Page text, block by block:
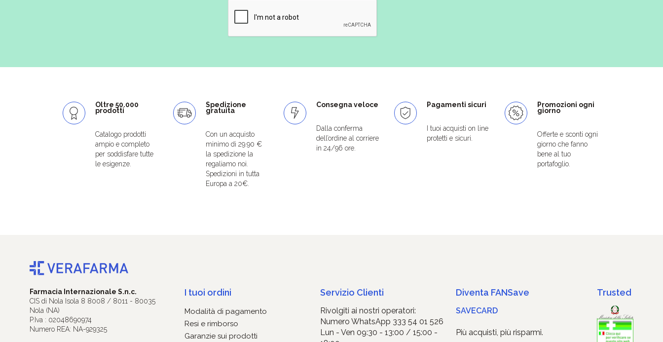
Oltre 50.000
prodotti
Catalogo prodotti
ampio e completo
per soddisfare tutte
le esigenze.
Spedizione
gratuita
Con un acquisto
minimo di 29.90 €
la spedizione la
regaliamo noi.
Spedizioni in tutta
Europa a 20€.
Consegna veloce
Dalla conferma
dell’ordine al corriere
in 24/96 ore.
Pagamenti sicuri
I tuoi acquisti on line
protetti e sicuri.
Promozioni ogni
giorno
Offerte e sconti ogni
giorno che fanno
bene al tuo
portafoglio.
Farmacia Internazionale S.n.c.
CIS di Nola Isola 8 8008 / 8011 - 80035
Nola (NA)
P.Iva : 02048690974
Numero REA: NA-929325
I tuoi ordini
Modalità di pagamento
Resi e rimborso
Garanzie sui prodotti
Servizio Clienti
Rivolgiti ai nostri operatori:
Numero WhatsApp 333 54 01 526
Lun - Ven 09:30 - 13:00 / 15:00 -
Diventa FANSave
SAVECARD
Più acquisti, più risparmi.
Trusted